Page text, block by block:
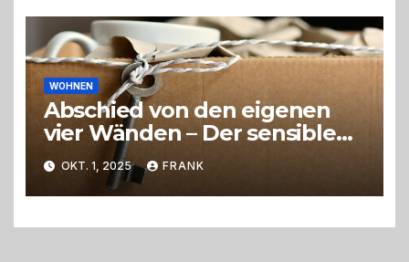
WOHNEN
Abschied von den eigenen
vier Wänden – Der sensible
Weg beim Umzug ins
Pflegeheim
OKT. 1, 2025 FRANK